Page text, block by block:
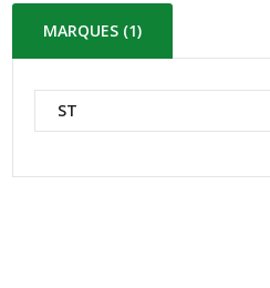
MARQUES (1)
ST